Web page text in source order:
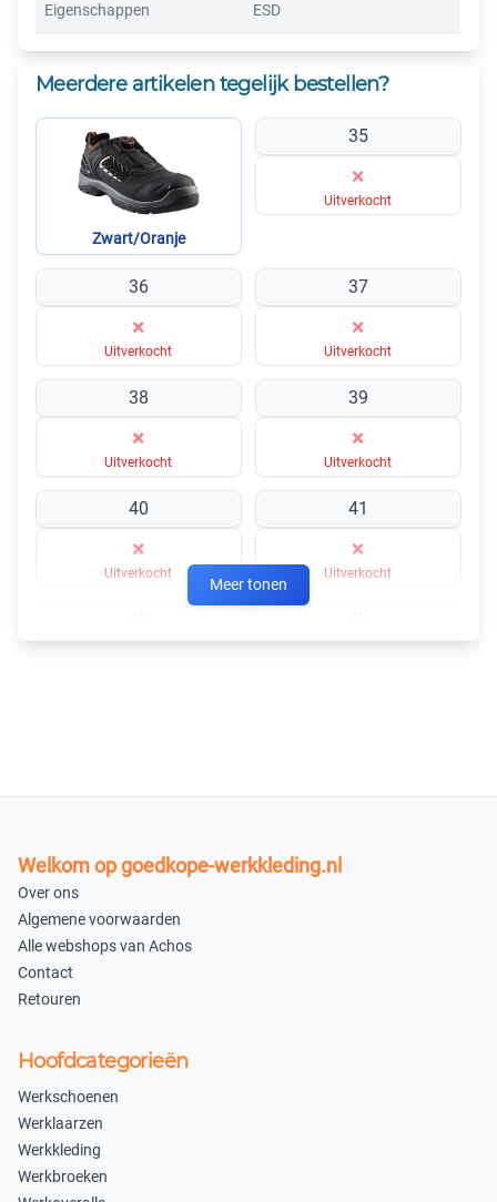
FUNCTIONALITEIT:
Freelock, Antistatische eigenschappen, ESD goedgekeurd
(bevestigt met IEC 61340-5-1), Versterking van de hiel,
Oliebestendige buitenzool, Schachtrand van polyester,
Reflecterende details, Neusbescherming, Waterafstotend
BINNENZOOL MATERIAAL:
Textiel, zacht PU
ZOOL MATERIAAL:
PU-tussenzool, nylon schacht, rubberen buitenzool
VOERING MATERIAAL:
Eigenschappen ESD
Meerdere artikelen tegelijk bestellen?
Zwart/Oranje
35
×
Uitverkocht
36
×
Uitverkocht
37
×
Uitverkocht
38
×
Uitverkocht
39
×
Uitverkocht
40
×
Uitverkocht
41
×
Uitverkocht
Uitverkocht Uitverkocht
×
Uitverkocht
×
Uitverkocht
In winkelmandje
Meer tonen
Welkom op goedkope-werkkleding.nl
Over ons
Algemene voorwaarden
Alle webshops van Achos
Contact
Retouren
Hoofdcategorieën
Werkschoenen
Werklaarzen
Werkkleding
Werkbroeken